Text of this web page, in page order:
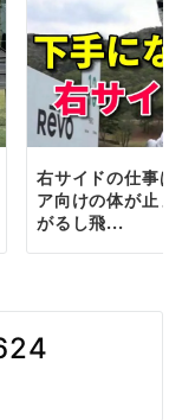
右サイドの仕事
ア向けの体が止
がるし飛...